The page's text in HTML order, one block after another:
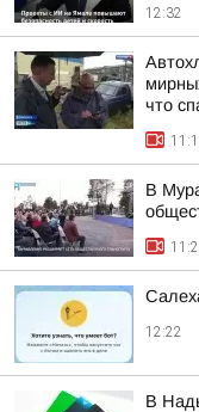
12:32
что
В
12:22
В